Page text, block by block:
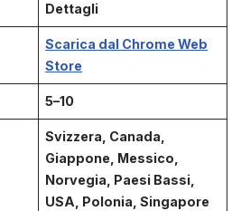
Dettagli
Scarica dal Chrome Web
Store
5–10
Svizzera, Canada,
Giappone, Messico,
Norvegia, Paesi Bassi,
USA, Polonia, Singapore